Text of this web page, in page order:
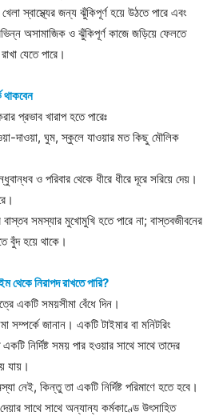
স্বাস্থ্যের জন্য ঝুঁকিপূর্ণ হয়ে উঠতে পারে এবং
অসামাজিক ও ঝুঁকিপূর্ণ কাজে জড়িয়ে ফেলতে
যেতে পারে।
থাকবেন
প্রভাব খারাপ হতে পারেঃ
দাওয়া, ঘুম, স্কুলে যাওয়ার মত কিছু মৌলিক
ও পরিবার থেকে ধীরে ধীরে দূরে সরিয়ে দেয়।
সমস্যার মুখোমুখি হতে পারে না; বাস্তবজীবনের
বুঁদ হয়ে থাকে।
থেকে নিরাপদ রাখতে পারি?
একটি সময়সীমা বেঁধে দিন।
জানান। একটি টাইমার বা মনিটরিং
নির্দিষ্ট সময় পার হওয়ার সাথে সাথে তাদের
যায়।
নেই, কিন্তু তা একটি নির্দিষ্ট পরিমাণে হতে হবে।
সাথে সাথে অন্যান্য কর্মকাণ্ডে উৎসাহিত